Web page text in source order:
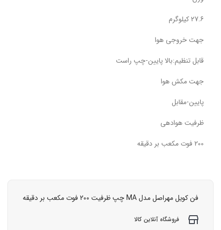
27.6 کیلوگرم
جهت خروجی هوا
قابل تنظیم:بالا پایین-چپ راست
جهت مکش هوا
پایین-مقابل
ظرفیت هوادهی
200 فوت مکعب بر دقیقه
فن کویل مهراصل مدل MA چپ ظرفیت 200 فوت مکعب بر دقیقه
فروشگاه آنلاین کالا